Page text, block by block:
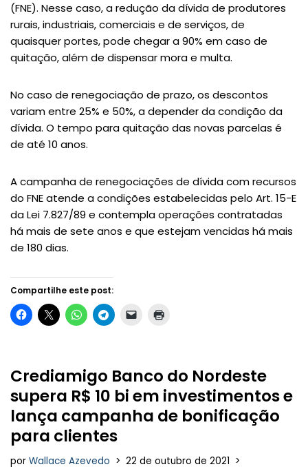
(FNE). Nesse caso, a redução da dívida de produtores
rurais, industriais, comerciais e de serviços, de
quaisquer portes, pode chegar a 90% em caso de
quitação, além de dispensar mora e multa.
No caso de renegociação de prazo, os descontos
variam entre 25% e 50%, a depender da condição da
dívida. O tempo para quitação das novas parcelas é
de até 10 anos.
A campanha de renegociações de dívida com recursos
do FNE atende a condições estabelecidas pelo Art. 15-E
da Lei 7.827/89 e contempla operações contratadas
há mais de sete anos e que estejam vencidas há mais
de 180 dias.
Compartilhe este post:
Crediamigo Banco do Nordeste
supera R$ 10 bi em investimentos e
lança campanha de bonificação
para clientes
por Wallace Azevedo
22 de outubro de 2021